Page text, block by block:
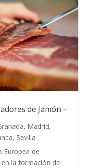
de Jamón –
, Madrid,
, Sevilla
Europea de
la formación de